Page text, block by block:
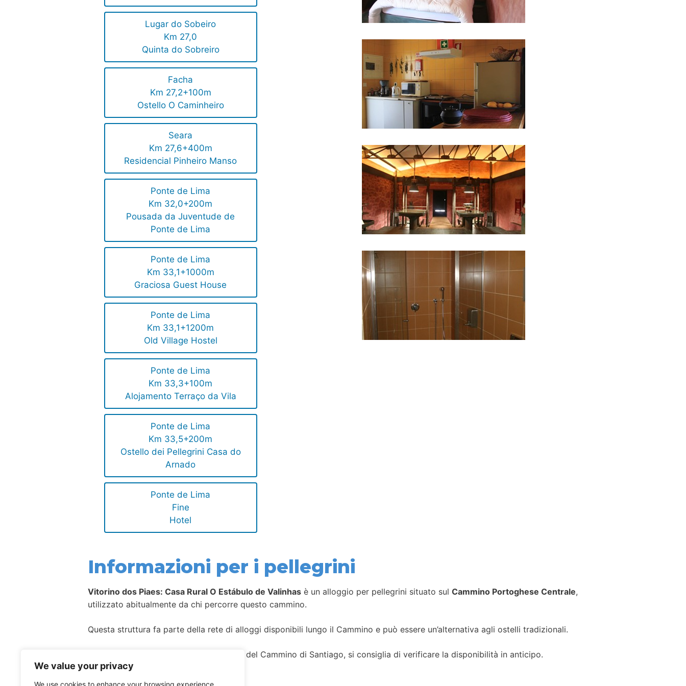
We value your privacy
We use cookies to enhance your browsing experience,
Lugar do Sobeiro
Km 27,0
Quinta do Sobreiro
Facha
Km 27,2+100m
Ostello O Caminheiro
Seara
Km 27,6+400m
Residencial Pinheiro Manso
Ponte de Lima
Km 32,0+200m
Pousada da Juventude de
Ponte de Lima
Ponte de Lima
Km 33,1+1000m
Graciosa Guest House
Ponte de Lima
Km 33,1+1200m
Old Village Hostel
Ponte de Lima
Km 33,3+100m
Alojamento Terraço da Vila
Ponte de Lima
Km 33,5+200m
Ostello dei Pellegrini Casa do
Arnado
Ponte de Lima
Fine
Hotel
Informazioni per i pellegrini
Vitorino dos Piaes: Casa Rural O Estábulo de Valinhas è un alloggio per pellegrini situato sul Cammino Portoghese Centrale,
utilizzato abitualmente da chi percorre questo cammino.
Questa struttura fa parte della rete di alloggi disponibili lungo il Cammino e può essere un’alternativa agli ostelli tradizionali.
Come per la maggior parte degli alloggi del Cammino di Santiago, si consiglia di verificare la disponibilità in anticipo.